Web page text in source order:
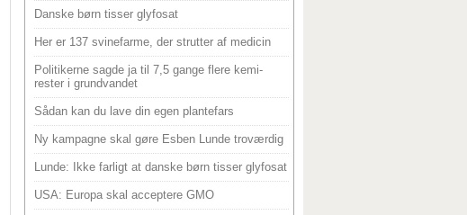
Danske børn tisser glyfosat
Her er 137 svinefarme, der strutter af medicin
Politikerne sagde ja til 7,5 gange flere kemi-
rester i grundvandet
Sådan kan du lave din egen plantefars
Ny kampagne skal gøre Esben Lunde troværdig
Lunde: Ikke farligt at danske børn tisser glyfosat
USA: Europa skal acceptere GMO